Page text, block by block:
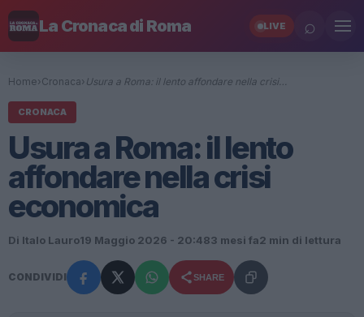
La Cronaca di Roma LIVE ⌕
Home› Cronaca› Usura a Roma: il lento affondare nella crisi…
CRONACA
Usura a Roma: il lento
affondare nella crisi
economica
Di Italo Lauro19 Maggio 2026 - 20:483 mesi fa2 min di lettura
CONDIVIDI SHARE